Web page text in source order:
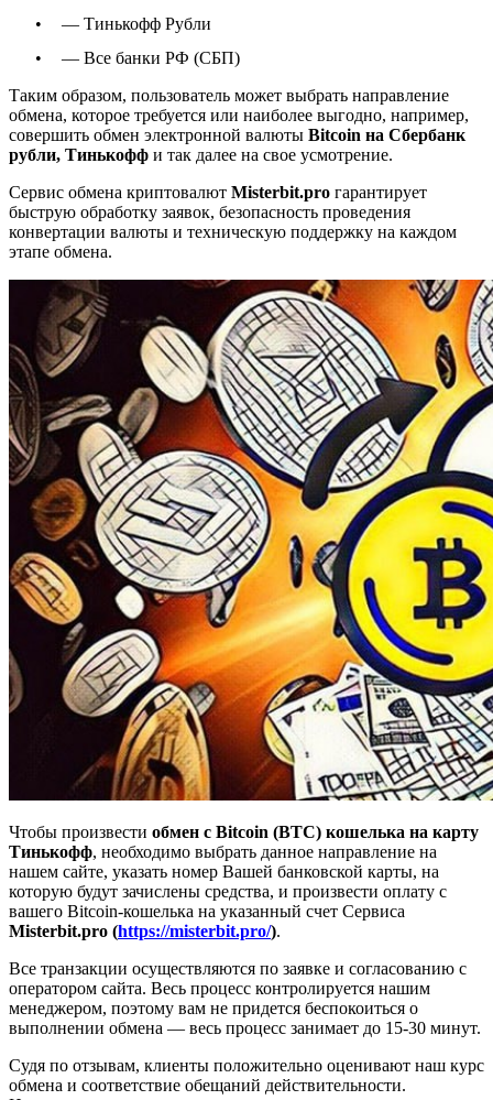
•
— Тинькофф Рубли
•
— Все банки РФ (СБП)
Таким образом, пользователь может выбрать направление
обмена, которое требуется или наиболее выгодно, например,
совершить обмен электронной валюты Bitcoin на Сбербанк
рубли, Тинькофф и так далее на свое усмотрение.
Сервис обмена криптовалют Misterbit.pro гарантирует
быструю обработку заявок, безопасность проведения
конвертации валюты и техническую поддержку на каждом
этапе обмена.
Чтобы произвести обмен с Bitcoin (BTC) кошелька на карту
Тинькофф, необходимо выбрать данное направление на
нашем сайте, указать номер Вашей банковской карты, на
которую будут зачислены средства, и произвести оплату с
вашего Bitcoin-кошелька на указанный счет Сервиса
Misterbit.pro (https://misterbit.pro/).
Все транзакции осуществляются по заявке и согласованию с
оператором сайта. Весь процесс контролируется нашим
менеджером, поэтому вам не придется беспокоиться о
выполнении обмена — весь процесс занимает до 15-30 минут.
Судя по отзывам, клиенты положительно оценивают наш курс
обмена и соответствие обещаний действительности.